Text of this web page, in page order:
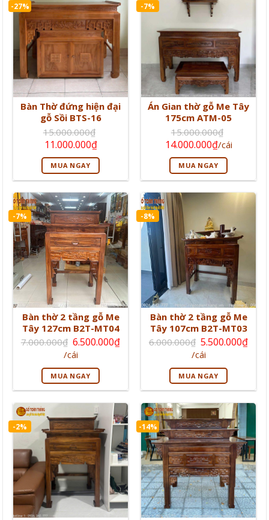
-27%
Bàn Thờ đứng hiện đại
gỗ Sồi BTS-16
15.000.000₫
Giá
gốc
là:
15.000.000₫.
11.000.000₫Giá
hiện
tại
là:
11.000.000₫.
MUA NGAY
-7%
Án Gian thờ gỗ Me Tây
175cm ATM-05
15.000.000₫
Giá
gốc
là:
15.000.000₫.
14.000.000₫Giá
hiện
tại
là:
/cái
MUA NGAY
-7%
Bàn thờ 2 tầng gỗ Me
Tây 127cm B2T-MT04
7.000.000₫ Giá
gốc
là:
7.000.000₫.
6.500.000₫
Giá
hiện
tại
là:
6.500.000₫.
/cái
MUA NGAY
-8%
Bàn thờ 2 tầng gỗ Me
Tây 107cm B2T-MT03
6.000.000₫ Giá
gốc
là:
6.000.000₫.
5.500.000₫
Giá
hiện
tại
là:
5.500.000₫.
/cái
MUA NGAY
-2% -14%